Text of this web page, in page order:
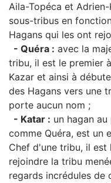
Aila-Topéca et
sous-tribus en
Hagans qui les ont
- Quéra : avec la
tribu, il est le premier
Kazar et ainsi à
des Hagans vers une
porte aucun nom ;
- Katar : un hagan
comme Quéra, est un
Chef d'une tribu, il
rejoindre la tribu
regards incrédules de